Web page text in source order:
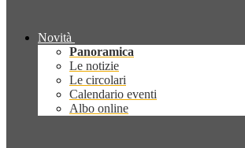
Novità
Panoramica
Le notizie
Le circolari
Calendario eventi
Albo online